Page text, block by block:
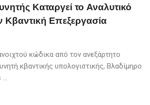
Καταργεί το Αναλυτικό
Κβαντική Επεξεργασία
κώδικα από τον ανεξάρτητο
κβαντικής υπολογιστικής, Βλαδίμηρο